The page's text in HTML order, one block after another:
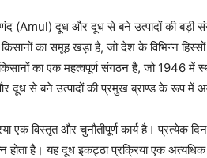
(Amul) दूध और दूध से बने उत्पादों की बड़ी
का समूह खड़ा है, जो देश के विभिन्न
का एक महत्वपूर्ण संगठन है, जो 1946 में
से बने उत्पादों की प्रमुख ब्राण्ड के रूप में
एक विस्तृत और चुनौतीपूर्ण कार्य है। प्रत्येक
होता है। यह दूध इकट्ठा प्रक्रिया एक